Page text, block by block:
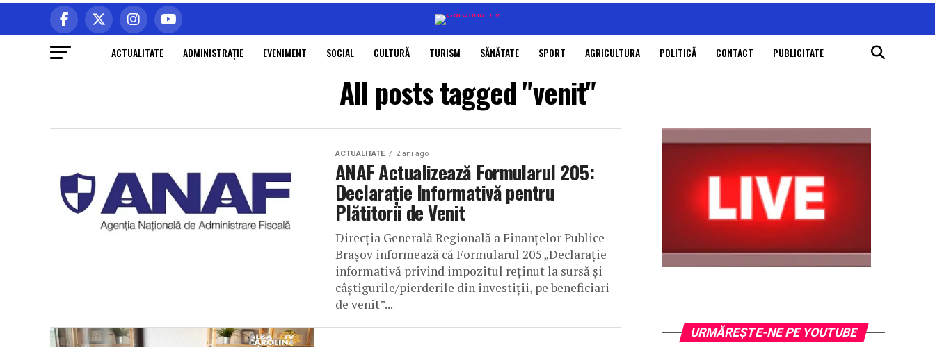
ACTUALITATE ADMINISTRAŢIE EVENIMENT SOCIAL CULTURĂ TURISM SĂNĂTATE SPORT AGRICULTURA POLITICĂ CONTACT PUBLICITATE
All posts tagged "venit"
ACTUALITATE 2 ani ago
ANAF Actualizează Formularul 205:
Declarație Informativă pentru
Plătitorii de Venit
Direcția Generală Regională a Finanțelor Publice
Brașov informează că Formularul 205 „Declarație
informativă privind impozitul reținut la sursă și
câștigurile/pierderile din investiții, pe beneficiari
de venit”...
URMĂREŞTE-NE PE YOUTUBE